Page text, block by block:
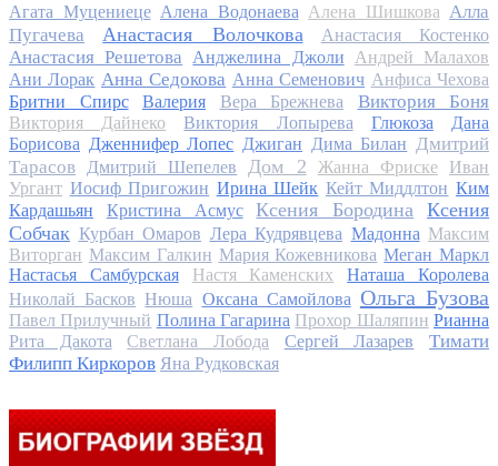
Агата Муцениеце Алена Водонаева Алена Шишкова Алла
Пугачева
Анастасия Волочкова Анастасия Костенко
Анастасия Решетова Анджелина Джоли
Андрей Малахов
Ани Лорак Анна Седокова Анна Семенович Анфиса Чехова
Бритни Спирс
Валерия Вера Брежнева Виктория Боня
Виктория Дайнеко Виктория Лопырева Глюкоза
Дана
Борисова Дженнифер Лопес Джиган Дима Билан Дмитрий
Тарасов
Дмитрий Шепелев Дом 2 Жанна Фриске
Иван
Ургант Иосиф Пригожин Ирина Шейк Кейт Миддлтон Ким
Кардашьян
Кристина Асмус Ксения Бородина
Ксения
Собчак Курбан Омаров Лера Кудрявцева Мадонна Максим
Виторган Максим Галкин Мария Кожевникова Меган Маркл
Настасья Самбурская
Настя Каменских
Наташа Королева
Николай Басков Нюша Оксана Самойлова Ольга Бузова
Павел Прилучный Полина Гагарина Прохор Шаляпин Рианна
Рита Дакота
Светлана Лобода Сергей Лазарев
Тимати
Филипп Киркоров Яна Рудковская